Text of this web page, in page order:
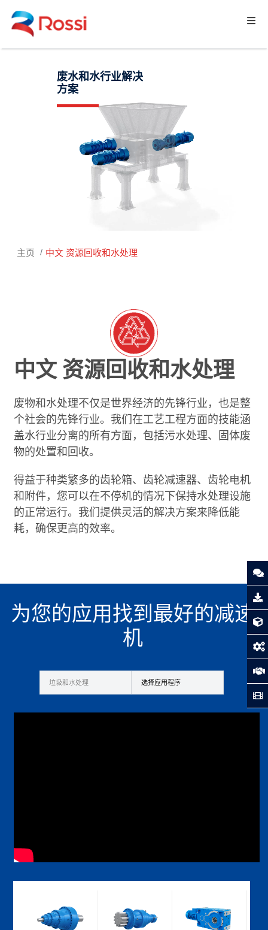
废水和水行业解决
方案
主页 中文 资源回收和水处理
中文 资源回收和水处理
废物和水处理不仅是世界经济的先锋行业，也是整
个社会的先锋行业。我们在工艺工程方面的技能涵
盖水行业分离的所有方面，包括污水处理、固体废
物的处置和回收。
得益于种类繁多的齿轮箱、齿轮减速器、齿轮电机
和附件，您可以在不停机的情况下保持水处理设施
的正常运行。我们提供灵活的解决方案来降低能
耗，确保更高的效率。
为您的应用找到最好的减速
机